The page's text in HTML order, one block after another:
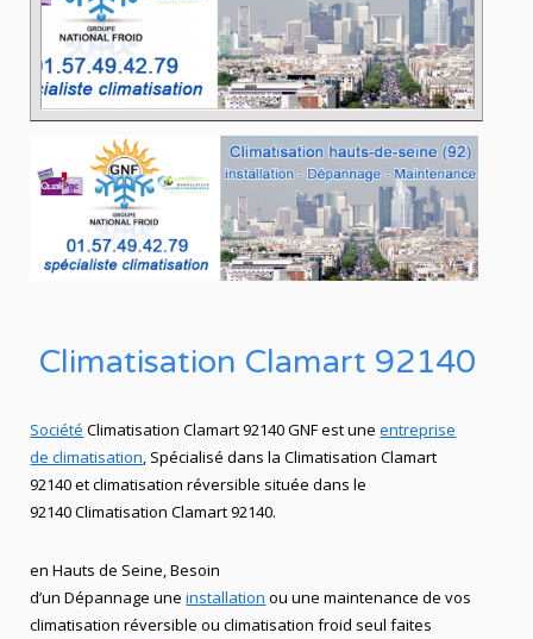
Climatisation Clamart 92140
Société Climatisation Clamart 92140 GNF est uneentreprise
de climatisation, Spécialisé dans la Climatisation Clamart
92140et climatisation réversible située dans le
92140 Climatisation Clamart 92140.
en Hauts de Seine, Besoin
d’un Dépannage uneinstallation ou une maintenance de vos
climatisation réversible ou climatisation froid seul faites